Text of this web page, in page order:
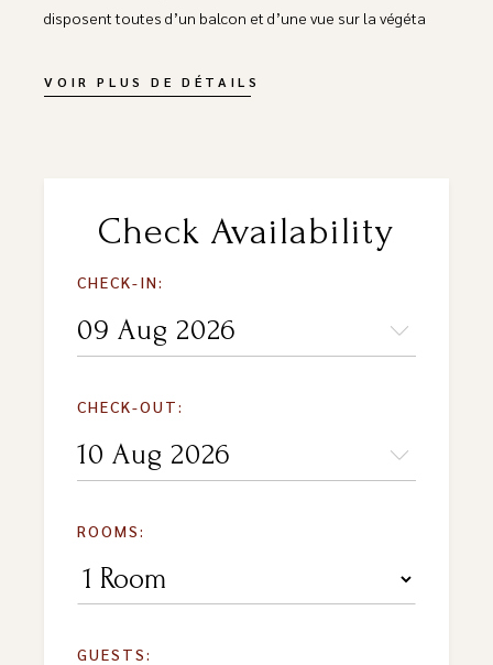
disposent toutes d’un balcon et d’une vue sur la végéta
VOIR PLUS DE DÉTAILS
Check Availability
CHECK-IN:
CHECK-OUT:
ROOMS:
GUESTS: